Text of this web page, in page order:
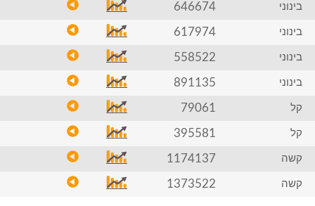
בינוני 646674
בינוני 617974
בינוני 558522
בינוני 891135
קל 79061
קל 395581
קשה 1174137
קשה 1373522